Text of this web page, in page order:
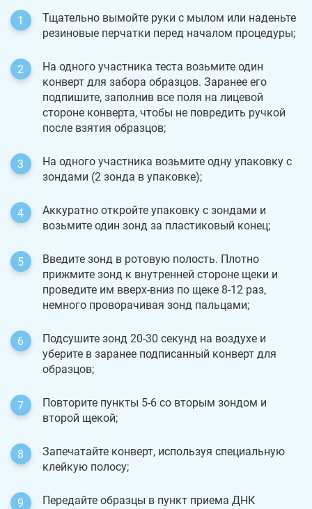
Тщательно вымойте руки с мылом или наденьте
резиновые перчатки перед началом процедуры;
На одного участника теста возьмите один
конверт для забора образцов. Заранее его
подпишите, заполнив все поля на лицевой
стороне конверта, чтобы не повредить ручкой
после взятия образцов;
На одного участника возьмите одну упаковку с
зондами (2 зонда в упаковке);
Аккуратно откройте упаковку с зондами и
возьмите один зонд за пластиковый конец;
Введите зонд в ротовую полость. Плотно
прижмите зонд к внутренней стороне щеки и
проведите им вверх-вниз по щеке 8-12 раз,
немного проворачивая зонд пальцами;
Подсушите зонд 20-30 секунд на воздухе и
уберите в заранее подписанный конверт для
образцов;
Повторите пункты 5-6 со вторым зондом и
второй щекой;
Запечатайте конверт, используя специальную
клейкую полосу;
Передайте образцы в пункт приема ДНК